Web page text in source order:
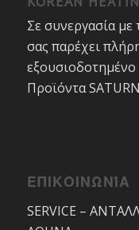
Σε συνεργασία με
σας παρέχει
εξουσιοδοτημένο
Προϊόντα
ΕΠΙΚΟΙΝΩΝΊΑ
SERVICE –